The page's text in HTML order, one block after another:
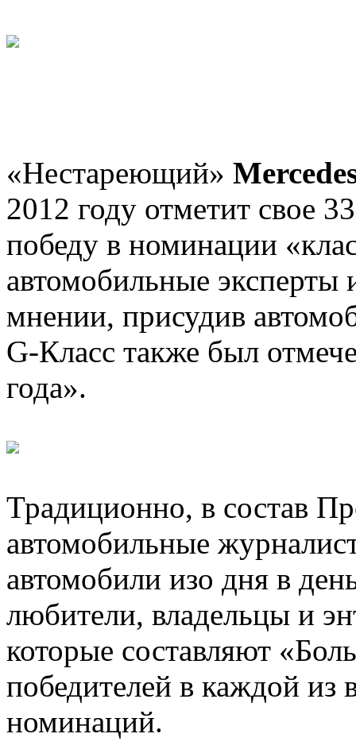
«Нестареющий»
2012 году отметит свое
победу в номинации
автомобильные
мнении, присудив
G-Класс также был
года».
Традиционно, в состав
автомобильные
автомобили изо дня в
любители, владельцы и
которые составляют
победителей в каждой из
номинаций.